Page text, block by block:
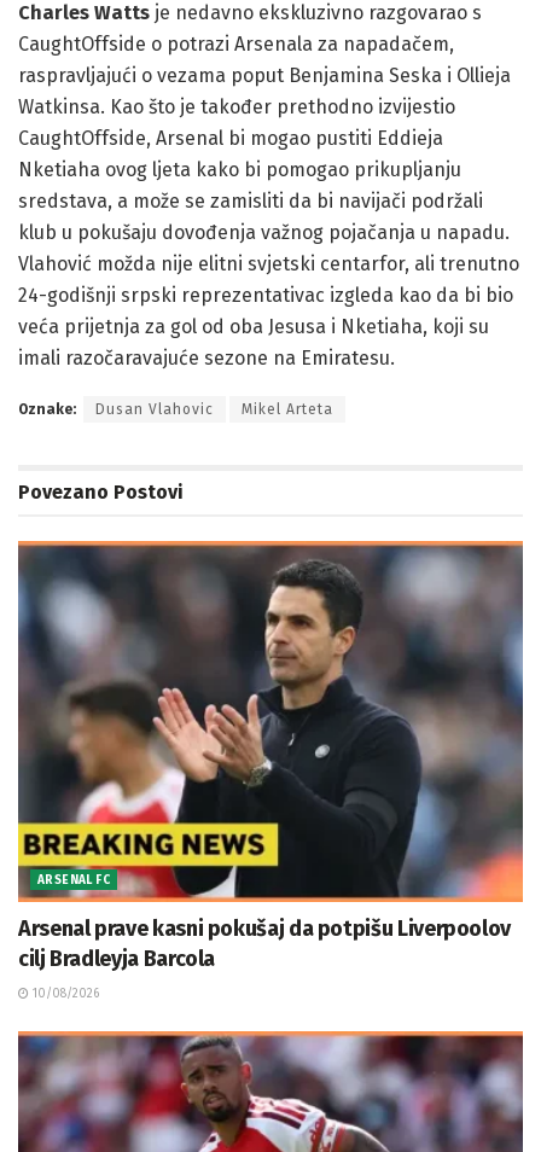
Charles Watts je nedavno ekskluzivno razgovarao s
CaughtOffside o potrazi Arsenala za napadačem,
raspravljajući o vezama poput Benjamina Seska i Ollieja
Watkinsa. Kao što je također prethodno izvijestio
CaughtOffside, Arsenal bi mogao pustiti Eddieja
Nketiaha ovog ljeta kako bi pomogao prikupljanju
sredstava, a može se zamisliti da bi navijači podržali
klub u pokušaju dovođenja važnog pojačanja u napadu.
Vlahović možda nije elitni svjetski centarfor, ali trenutno
24-godišnji srpski reprezentativac izgleda kao da bi bio
veća prijetnja za gol od oba Jesusa i Nketiaha, koji su
imali razočaravajuće sezone na Emiratesu.
Oznake: Dusan Vlahovic Mikel Arteta
Povezano Postovi
ARSENAL FC
Arsenal prave kasni pokušaj da potpišu Liverpoolov
cilj Bradleyja Barcola
10/08/2026